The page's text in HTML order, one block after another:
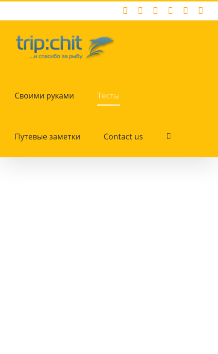
Skip
Facebook InstagramPinterest
Своими руками Тесты
Путевые заметки Contact us